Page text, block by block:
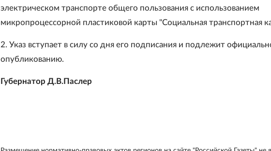
электрическом транспорте общего пользования с использованием
микропроцессорной пластиковой карты "Социальная транспортная
2. Указ вступает в силу со дня его подписания и подлежит
опубликованию.
Губернатор Д.В.Паслер